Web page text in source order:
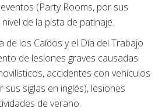
(Party Rooms, por sus
de la pista de patinaje.
de los Caídos y el Día del Trabajo
de lesiones graves causadas
accidentes con vehículos
siglas en inglés), lesiones
de verano.